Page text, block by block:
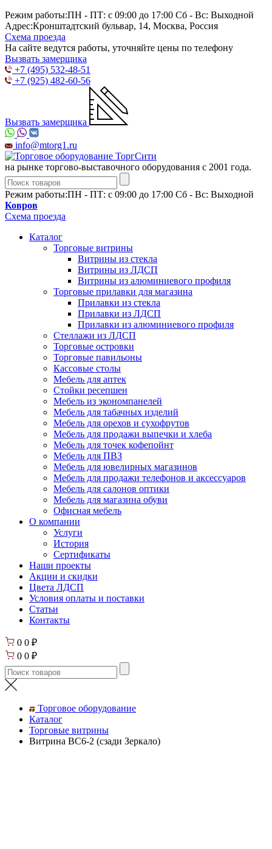
Режим работы:ПН - ПТ: с 09:00 до 17:00 Сб - Вс: Выходной
Адрес:Кронштадтский бульвар, 14, Москва, Россия
Схема проезда
На сайте ведутся работы, уточняйте цены по телефону
Вызвать замерщика
+7 (495) 532-48-51
+7 (925) 482-60-56
Вызвать замерщика
info@mtorg1.ru
на рынке торгово-выставочного оборудования с 2001 года.
Режим работы:ПН - ПТ: с 09:00 до 17:00 Сб - Вс: Выходной
Ковров
Схема проезда
Каталог
Торговые витрины
Витрины из cтекла
Витрины из ЛДСП
Витрины из алюминиевого профиля
Торговые прилавки для магазина
Прилавки из стекла
Прилавки из ЛДСП
Прилавки из алюминиевого профиля
Стеллажи из ЛДСП
Торговые островки
Торговые павильоны
Кассовые столы
Мебель для аптек
Стойки ресепшен
Мебель из экономпанелей
Мебель для табачных изделий
Мебель для орехов и сухофрутов
Мебель для продажи выпечки и хлеба
Мебель для точек кофепойнт
Мебель для ПВЗ
Мебель для ювелирных магазинов
Мебель для продажи телефонов и аксессуаров
Мебель для салонов оптики
Мебель для магазина обуви
Офисная мебель
О компании
Услуги
История
Сертификаты
Наши проекты
Акции и скидки
Цвета ЛДСП
Условия оплаты и поставки
Статьи
Контакты
0 0 ₽
0 0 ₽
Торговое оборудование
Каталог
Торговые витрины
Витрина ВС6-2 (сзади Зеркало)